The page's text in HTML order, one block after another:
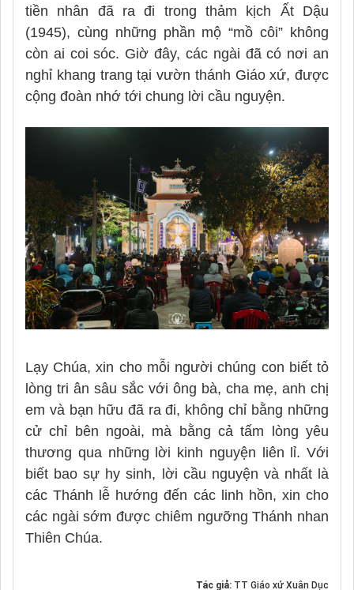
tiền nhân đã ra đi trong thảm kịch Ất Dậu
(1945), cùng những phần mộ “mồ côi” không
còn ai coi sóc. Giờ đây, các ngài đã có nơi an
nghỉ khang trang tại vườn thánh Giáo xứ, được
cộng đoàn nhớ tới chung lời cầu nguyện.
Lạy Chúa, xin cho mỗi người chúng con biết tỏ
lòng tri ân sâu sắc với ông bà, cha mẹ, anh chị
em và bạn hữu đã ra đi, không chỉ bằng những
cử chỉ bên ngoài, mà bằng cả tấm lòng yêu
thương qua những lời kinh nguyện liên lỉ. Với
biết bao sự hy sinh, lời cầu nguyện và nhất là
các Thánh lễ hướng đến các linh hồn, xin cho
các ngài sớm được chiêm ngưỡng Thánh nhan
Thiên Chúa.
Tác giả: TT Giáo xứ Xuân Dục